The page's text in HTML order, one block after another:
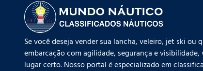
Se você deseja vender sua lancha, veleiro, jet ski ou
embarcação com agilidade, segurança e
lugar certo. Nosso portal é especializado em